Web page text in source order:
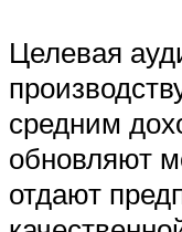
Целевая
средним
обновляют
отдают